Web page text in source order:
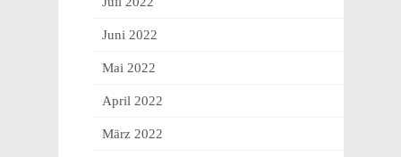
Juni 2022
Mai 2022
April 2022
März 2022